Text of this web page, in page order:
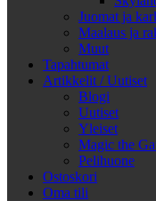
Juomat ja
Maalaus ja
Muut
Tapahtumat
Artikkelit / Uutiset
Blogi
Uutiset
Yleiset
Magic the
Pelihuone
Ostoskori
Oma tili